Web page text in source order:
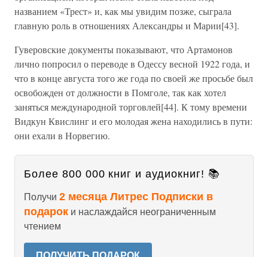
названием «Трест» и, как мы увидим позже, сыграла
главную роль в отношениях Александры и Марии[43].
Гуверовские документы показывают, что Артамонов
лично попросил о переводе в Одессу весной 1922 года, и
что в конце августа того же года по своей же просьбе был
освобожден от должности в Помголе, так как хотел
заняться международной торговлей[44]. К тому времени
Видкун Квислинг и его молодая жена находились в пути:
они ехали в Норвегию.
Более 800 000 книг и аудиокниг! 📚
Получи 2 месяца Литрес Подписки в
подарок и наслаждайся неограниченным
чтением